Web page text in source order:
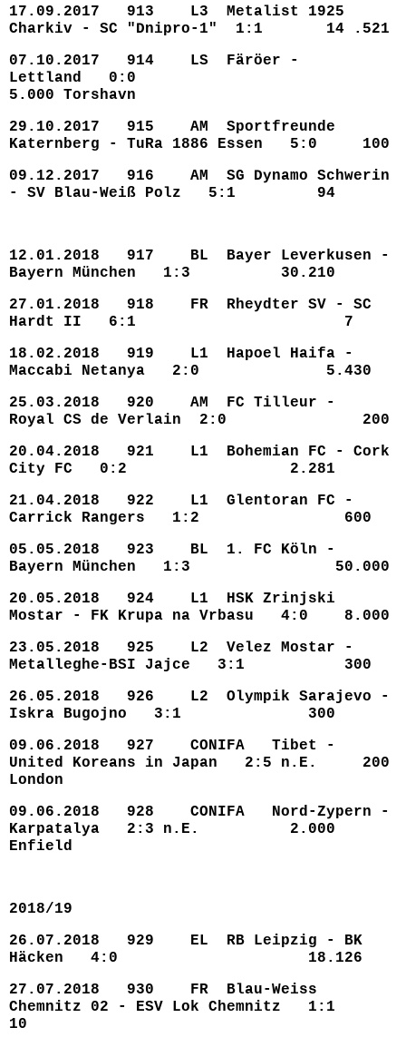
17.09.2017 913 L3 Metalist 1925
Charkiv - SC "Dnipro-1" 1:1 14 .521
07.10.2017 914 LS Färöer -
Lettland 0:0
5.000 Torshavn
29.10.2017 915 AM Sportfreunde
Katernberg - TuRa 1886 Essen 5:0 100
09.12.2017 916 AM SG Dynamo Schwerin
- SV Blau-Weiß Polz 5:1 94
12.01.2018 917 BL Bayer Leverkusen -
Bayern München 1:3 30.210
27.01.2018 918 FR Rheydter SV - SC
Hardt II 6:1 7
18.02.2018 919 L1 Hapoel Haifa -
Maccabi Netanya 2:0 5.430
25.03.2018 920 AM FC Tilleur -
Royal CS de Verlain 2:0 200
20.04.2018 921 L1 Bohemian FC - Cork
City FC 0:2 2.281
21.04.2018 922 L1 Glentoran FC -
Carrick Rangers 1:2 600
05.05.2018 923 BL 1. FC Köln -
Bayern München 1:3 50.000
20.05.2018 924 L1 HSK Zrinjski
Mostar - FK Krupa na Vrbasu 4:0 8.000
23.05.2018 925 L2 Velez Mostar -
Metalleghe-BSI Jajce 3:1 300
26.05.2018 926 L2 Olympik Sarajevo -
Iskra Bugojno 3:1 300
09.06.2018 927 CONIFA Tibet -
United Koreans in Japan 2:5 n.E. 200
London
09.06.2018 928 CONIFA Nord-Zypern -
Karpatalya 2:3 n.E. 2.000
Enfield
2018/19
26.07.2018 929 EL RB Leipzig - BK
Häcken 4:0 18.126
27.07.2018 930 FR Blau-Weiss
Chemnitz 02 - ESV Lok Chemnitz 1:1
10